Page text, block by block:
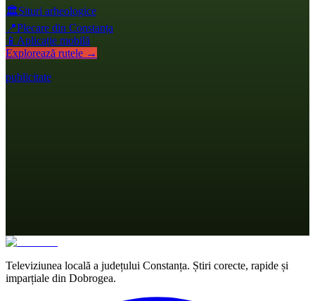
🏛️Situri arheologice
📍Plecare din Constanța
📱 Aplicație mobilă
Explorează rutele →
publicitate
Televiziunea locală a județului Constanța. Știri corecte, rapide și
imparțiale din Dobrogea.